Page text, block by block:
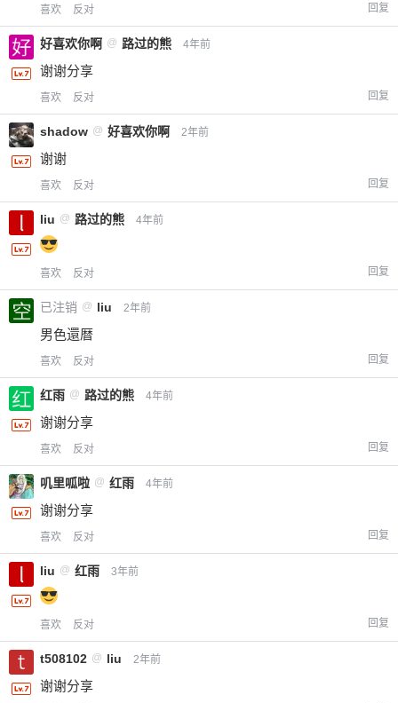
喜欢 反对 回复
好喜欢你啊 @ 路过的熊 4年前
谢谢分享
喜欢 反对 回复
shadow @ 好喜欢你啊 2年前
谢谢
喜欢 反对 回复
liu @ 路过的熊 4年前
喜欢 反对 回复
已注销 @ liu 2年前
男色還暦
喜欢 反对 回复
红雨 @ 路过的熊 4年前
谢谢分享
喜欢 反对 回复
叽里呱啦 @ 红雨 4年前
谢谢分享
喜欢 反对 回复
liu @ 红雨 3年前
喜欢 反对 回复
t508102 @ liu 2年前
谢谢分享